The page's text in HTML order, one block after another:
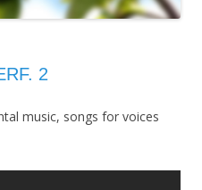
2
music, songs for voices